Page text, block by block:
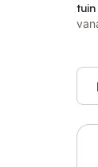
tuin